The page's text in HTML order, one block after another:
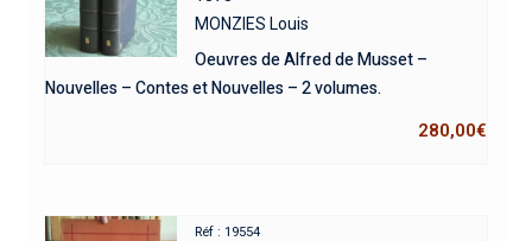
MONZIES Louis
Oeuvres de Alfred de Musset –
Nouvelles – Contes et Nouvelles – 2 volumes.
280,00€
Réf : 19554